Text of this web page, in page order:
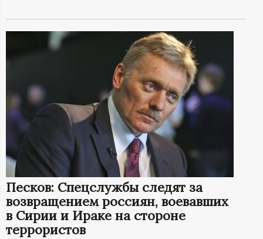
и
о
м
а
ц
Песков: Спецслужбы следят за
возвращением россиян, воевавших
в Сирии и Ираке на стороне
террористов